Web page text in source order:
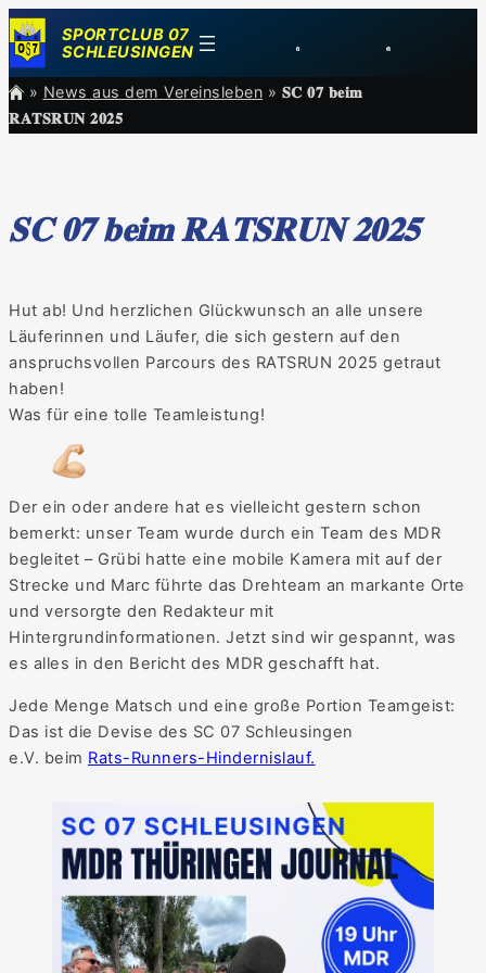
Zum
Inhalt
springen
SPORTCLUB 07
SCHLEUSINGEN
» News aus dem Vereinsleben » 𝐒𝐂 𝟎𝟕 𝐛𝐞𝐢𝐦
𝐑𝐀𝐓𝐒𝐑𝐔𝐍 𝟐𝟎𝟐𝟓
𝐒𝐂 𝟎𝟕 𝐛𝐞𝐢𝐦 𝐑𝐀𝐓𝐒𝐑𝐔𝐍 𝟐𝟎𝟐𝟓
Hut ab! Und herzlichen Glückwunsch an alle unsere
Läuferinnen und Läufer, die sich gestern auf den
anspruchsvollen Parcours des RATSRUN 2025 getraut
haben!
Was für eine tolle Teamleistung!
Der ein oder andere hat es vielleicht gestern schon
bemerkt: unser Team wurde durch ein Team des MDR
begleitet – Grübi hatte eine mobile Kamera mit auf der
Strecke und Marc führte das Drehteam an markante Orte
und versorgte den Redakteur mit
Hintergrundinformationen. Jetzt sind wir gespannt, was
es alles in den Bericht des MDR geschafft hat.
Jede Menge Matsch und eine große Portion Teamgeist:
Das ist die Devise des SC 07 Schleusingen
e.V. beim Rats-Runners-Hindernislauf.